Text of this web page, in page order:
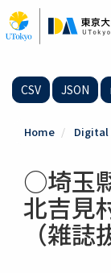
to
main
CSV JSON
Home Digital
○埼玉
北吉見
（雑誌